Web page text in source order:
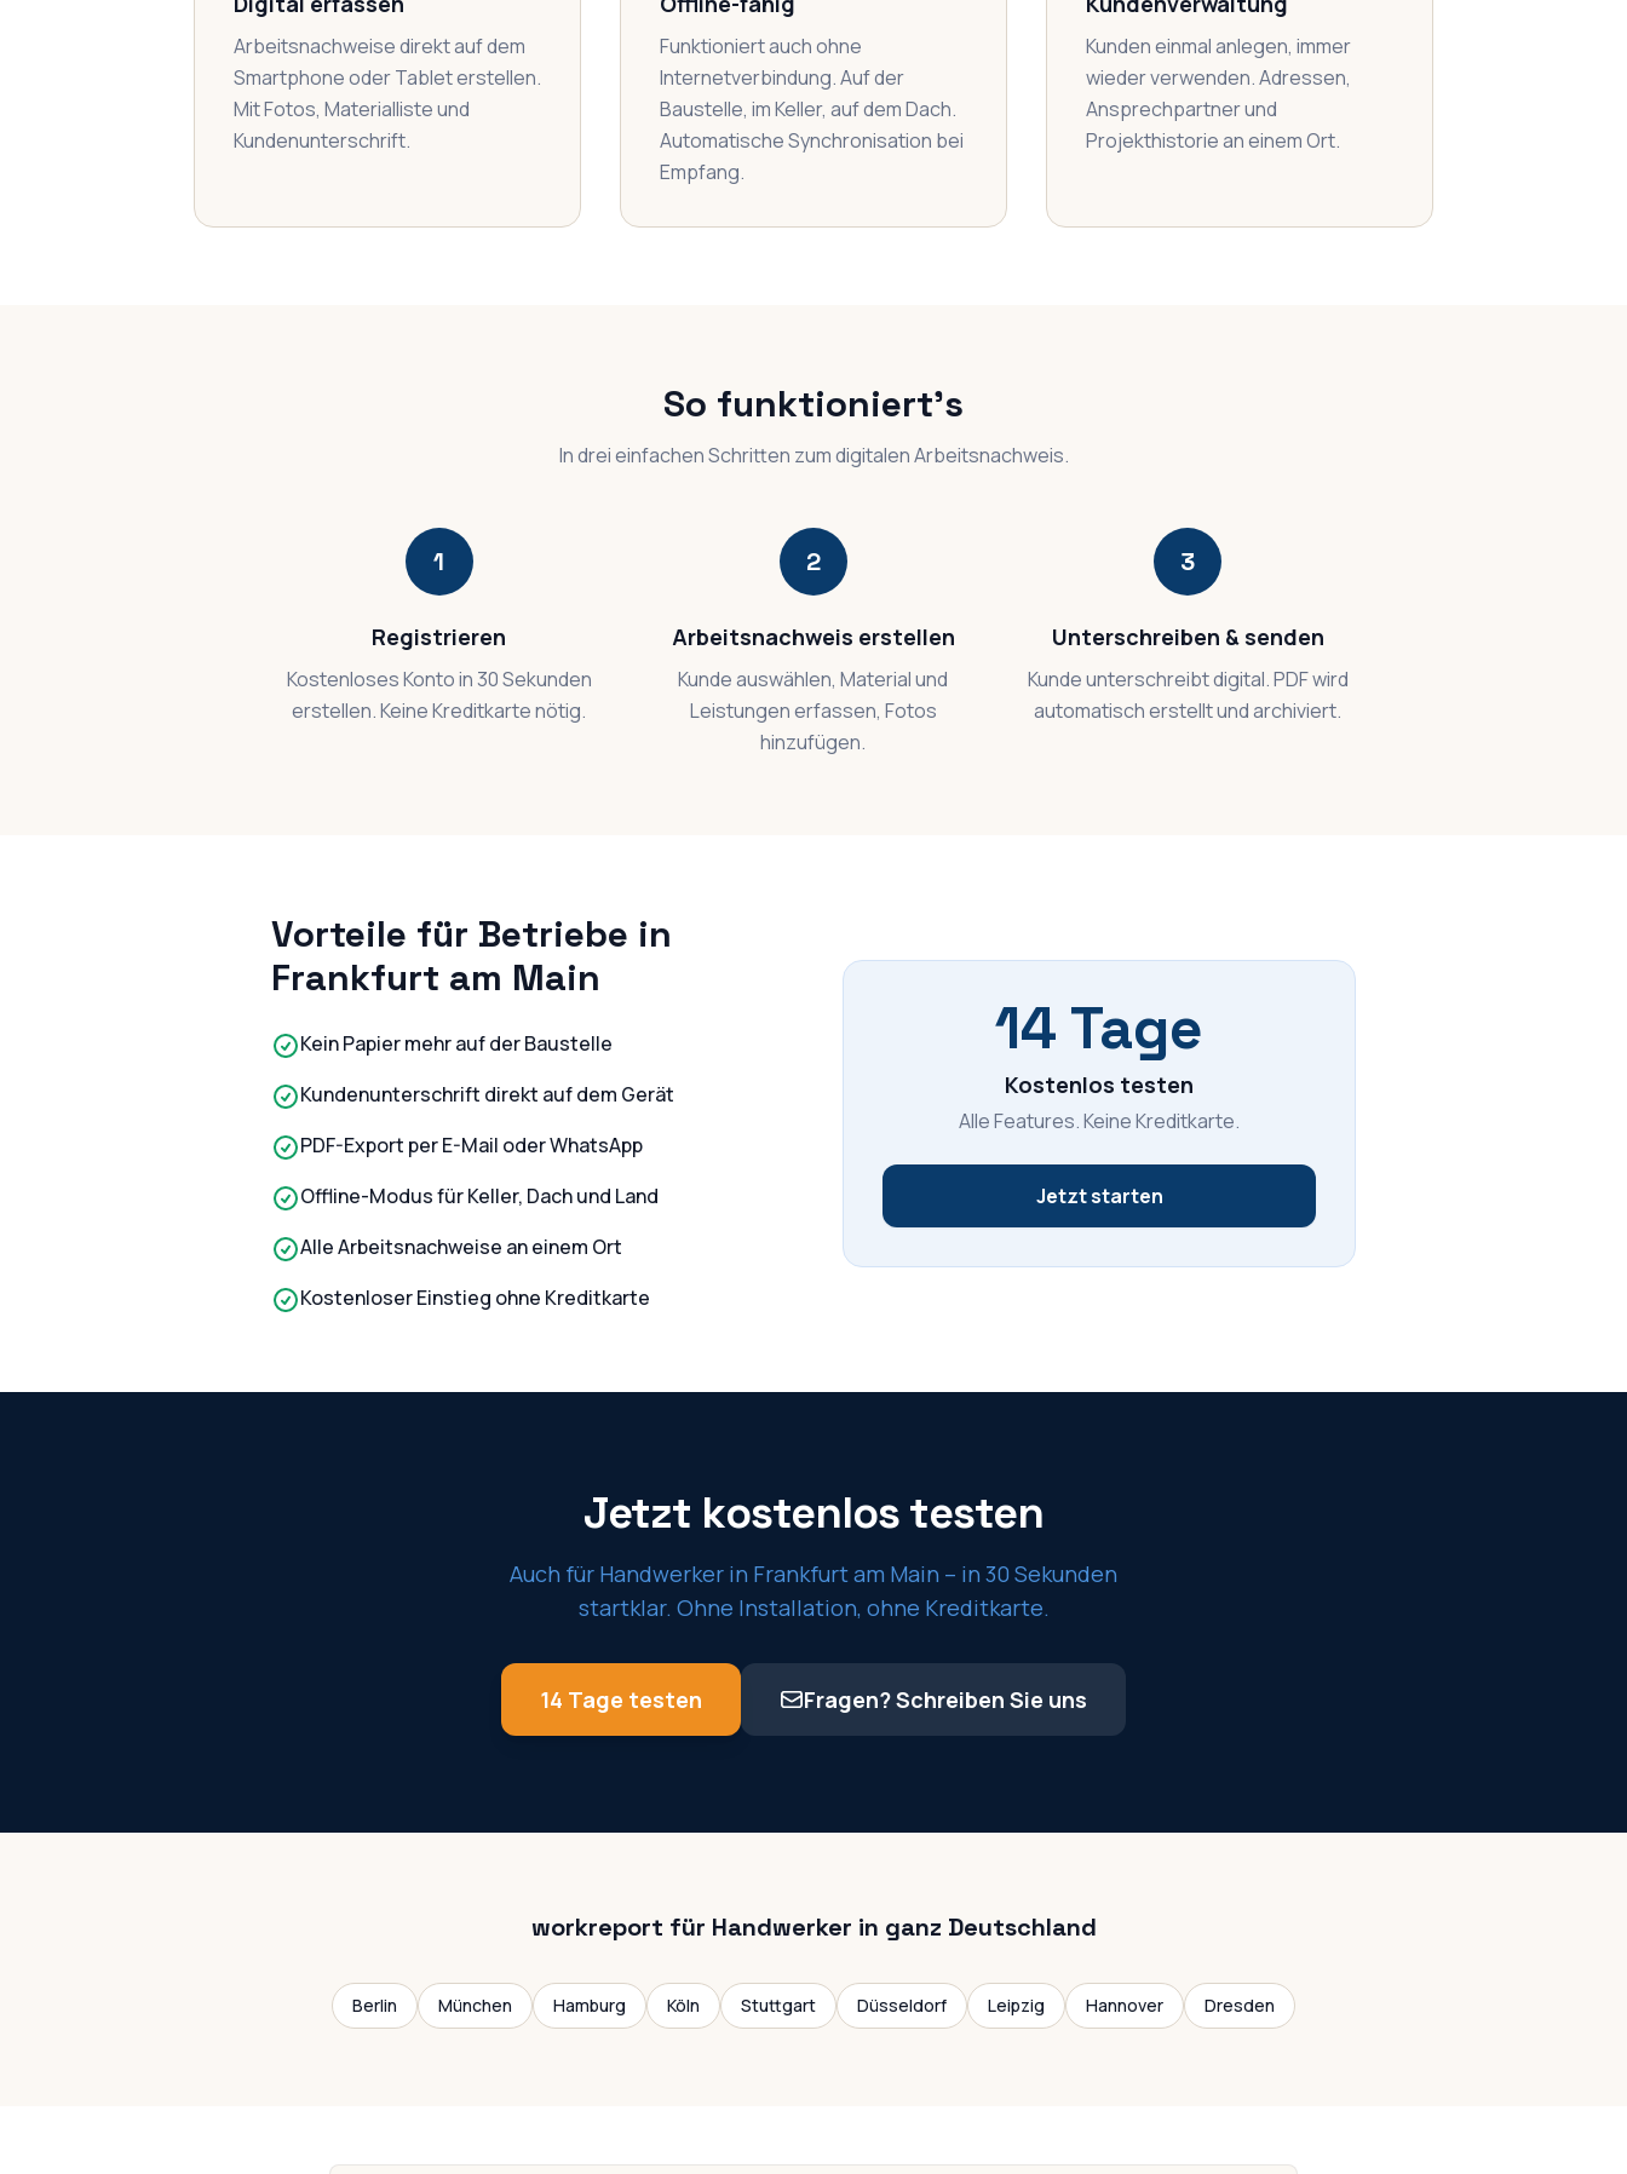
Arbeitsnachweise direkt auf dem
Smartphone oder Tablet erstellen.
Mit Fotos, Materialliste und
Kundenunterschrift.
Funktioniert auch ohne
Internetverbindung. Auf der
Baustelle, im Keller, auf dem Dach.
Automatische Synchronisation bei
Empfang.
Kunden einmal anlegen, immer
wieder verwenden. Adressen,
Ansprechpartner und
Projekthistorie an einem Ort.
So funktioniert's
In drei einfachen Schritten zum digitalen Arbeitsnachweis.
1
Registrieren
Kostenloses Konto in 30 Sekunden
erstellen. Keine Kreditkarte nötig.
2
Arbeitsnachweis erstellen
Kunde auswählen, Material und
Leistungen erfassen, Fotos
hinzufügen.
3
Unterschreiben & senden
Kunde unterschreibt digital. PDF wird
automatisch erstellt und archiviert.
Vorteile für Betriebe in
Frankfurt am Main
Kein Papier mehr auf der Baustelle
Kundenunterschrift direkt auf dem Gerät
PDF-Export per E-Mail oder WhatsApp
Offline-Modus für Keller, Dach und Land
Alle Arbeitsnachweise an einem Ort
Kostenloser Einstieg ohne Kreditkarte
14 Tage
Kostenlos testen
Alle Features. Keine Kreditkarte.
Jetzt starten
Jetzt kostenlos testen
Auch für Handwerker in Frankfurt am Main – in 30 Sekunden
startklar. Ohne Installation, ohne Kreditkarte.
14 Tage testen Fragen? Schreiben Sie uns
workreport für Handwerker in ganz Deutschland
Berlin München Hamburg Köln Stuttgart Düsseldorf Leipzig Hannover Dresden